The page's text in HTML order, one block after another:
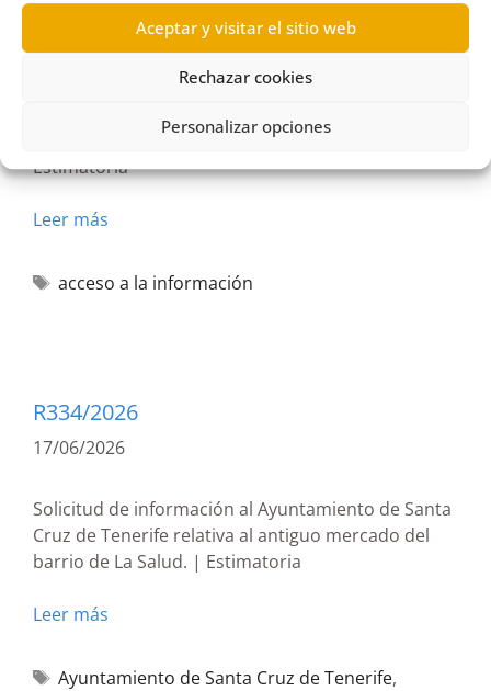
Aceptar y visitar el sitio web
Rechazar cookies
Personalizar opciones
Solicitud de información relativa a documentos
obrantes en expedientes del Comisionado de
Transparencia y Acceso a la Información Pública. |
Estimatoria
Leer más
acceso a la información
R334/2026
17/06/2026
Solicitud de información al Ayuntamiento de Santa
Cruz de Tenerife relativa al antiguo mercado del
barrio de La Salud. | Estimatoria
Leer más
Ayuntamiento de Santa Cruz de Tenerife,